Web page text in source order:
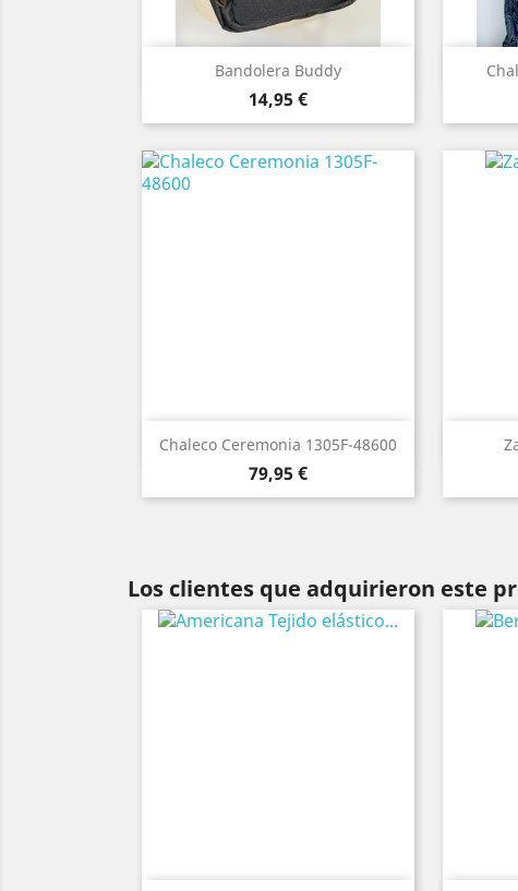
Bandolera Buddy
Precio
14,95 €
Vista rápida
Chaleco Ceremonia 1305F-48600
Precio
79,95 €
Vista rápida
Azul
Los clientes que adquirieron este